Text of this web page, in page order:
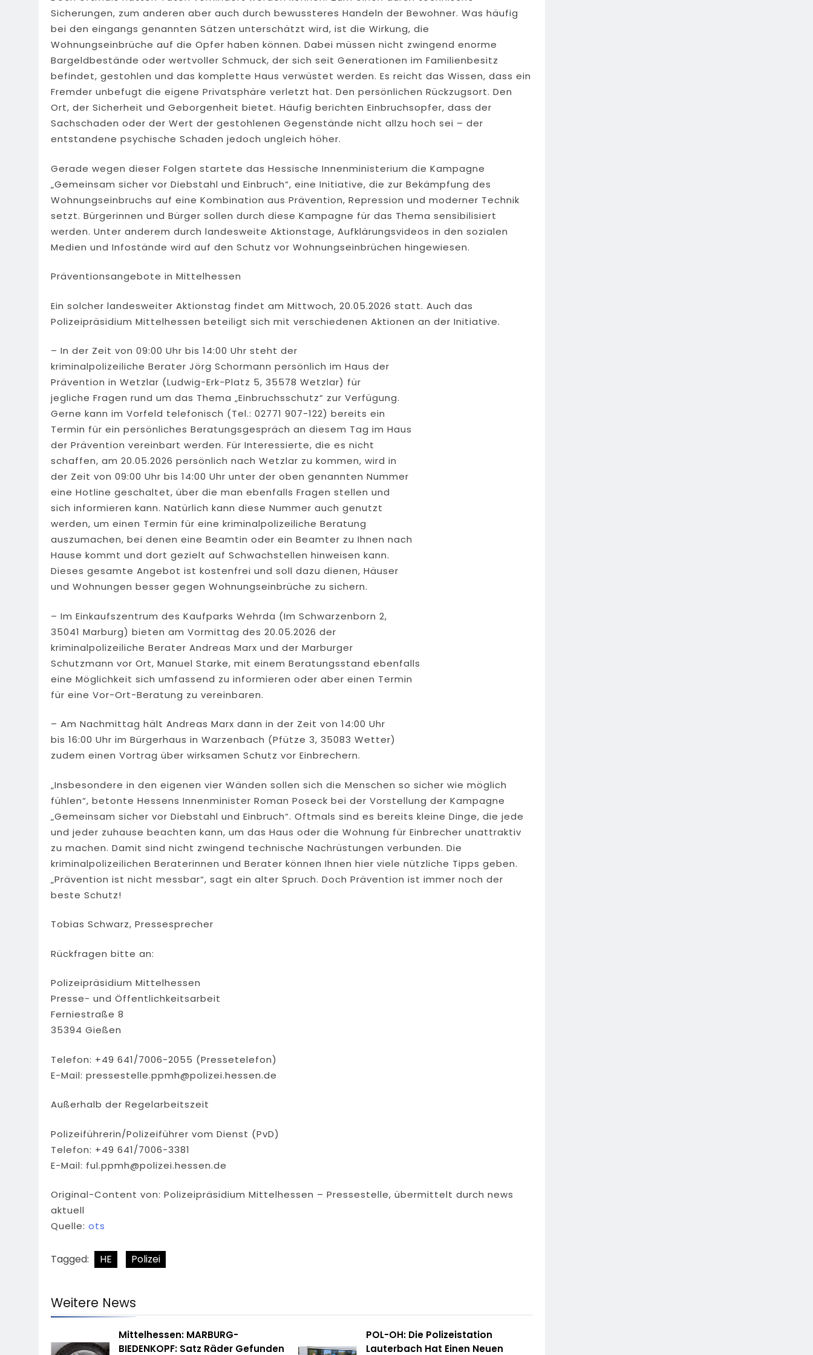
Sicherungen, zum anderen aber auch durch bewussteres Handeln der Bewohner. Was häufig
bei den eingangs genannten Sätzen unterschätzt wird, ist die Wirkung, die
Wohnungseinbrüche auf die Opfer haben können. Dabei müssen nicht zwingend enorme
Bargeldbestände oder wertvoller Schmuck, der sich seit Generationen im Familienbesitz
befindet, gestohlen und das komplette Haus verwüstet werden. Es reicht das Wissen, dass ein
Fremder unbefugt die eigene Privatsphäre verletzt hat. Den persönlichen Rückzugsort. Den
Ort, der Sicherheit und Geborgenheit bietet. Häufig berichten Einbruchsopfer, dass der
Sachschaden oder der Wert der gestohlenen Gegenstände nicht allzu hoch sei – der
entstandene psychische Schaden jedoch ungleich höher.
Gerade wegen dieser Folgen startete das Hessische Innenministerium die Kampagne
„Gemeinsam sicher vor Diebstahl und Einbruch“, eine Initiative, die zur Bekämpfung des
Wohnungseinbruchs auf eine Kombination aus Prävention, Repression und moderner Technik
setzt. Bürgerinnen und Bürger sollen durch diese Kampagne für das Thema sensibilisiert
werden. Unter anderem durch landesweite Aktionstage, Aufklärungsvideos in den sozialen
Medien und Infostände wird auf den Schutz vor Wohnungseinbrüchen hingewiesen.
Präventionsangebote in Mittelhessen
Ein solcher landesweiter Aktionstag findet am Mittwoch, 20.05.2026 statt. Auch das
Polizeipräsidium Mittelhessen beteiligt sich mit verschiedenen Aktionen an der Initiative.
– In der Zeit von 09:00 Uhr bis 14:00 Uhr steht der
kriminalpolizeiliche Berater Jörg Schormann persönlich im Haus der
Prävention in Wetzlar (Ludwig-Erk-Platz 5, 35578 Wetzlar) für
jegliche Fragen rund um das Thema „Einbruchsschutz“ zur Verfügung.
Gerne kann im Vorfeld telefonisch (Tel.: 02771 907-122) bereits ein
Termin für ein persönliches Beratungsgespräch an diesem Tag im Haus
der Prävention vereinbart werden. Für Interessierte, die es nicht
schaffen, am 20.05.2026 persönlich nach Wetzlar zu kommen, wird in
der Zeit von 09:00 Uhr bis 14:00 Uhr unter der oben genannten Nummer
eine Hotline geschaltet, über die man ebenfalls Fragen stellen und
sich informieren kann. Natürlich kann diese Nummer auch genutzt
werden, um einen Termin für eine kriminalpolizeiliche Beratung
auszumachen, bei denen eine Beamtin oder ein Beamter zu Ihnen nach
Hause kommt und dort gezielt auf Schwachstellen hinweisen kann.
Dieses gesamte Angebot ist kostenfrei und soll dazu dienen, Häuser
und Wohnungen besser gegen Wohnungseinbrüche zu sichern.
– Im Einkaufszentrum des Kaufparks Wehrda (Im Schwarzenborn 2,
35041 Marburg) bieten am Vormittag des 20.05.2026 der
kriminalpolizeiliche Berater Andreas Marx und der Marburger
Schutzmann vor Ort, Manuel Starke, mit einem Beratungsstand ebenfalls
eine Möglichkeit sich umfassend zu informieren oder aber einen Termin
für eine Vor-Ort-Beratung zu vereinbaren.
– Am Nachmittag hält Andreas Marx dann in der Zeit von 14:00 Uhr
bis 16:00 Uhr im Bürgerhaus in Warzenbach (Pfütze 3, 35083 Wetter)
zudem einen Vortrag über wirksamen Schutz vor Einbrechern.
„Insbesondere in den eigenen vier Wänden sollen sich die Menschen so sicher wie möglich
fühlen“, betonte Hessens Innenminister Roman Poseck bei der Vorstellung der Kampagne
„Gemeinsam sicher vor Diebstahl und Einbruch“. Oftmals sind es bereits kleine Dinge, die jede
und jeder zuhause beachten kann, um das Haus oder die Wohnung für Einbrecher unattraktiv
zu machen. Damit sind nicht zwingend technische Nachrüstungen verbunden. Die
kriminalpolizeilichen Beraterinnen und Berater können Ihnen hier viele nützliche Tipps geben.
„Prävention ist nicht messbar“, sagt ein alter Spruch. Doch Prävention ist immer noch der
beste Schutz!
Tobias Schwarz, Pressesprecher
Rückfragen bitte an:
Polizeipräsidium Mittelhessen
Presse- und Öffentlichkeitsarbeit
Ferniestraße 8
35394 Gießen
Telefon: +49 641/7006-2055 (Pressetelefon)
E-Mail: pressestelle.ppmh@polizei.hessen.de
Außerhalb der Regelarbeitszeit
Polizeiführerin/Polizeiführer vom Dienst (PvD)
Telefon: +49 641/7006-3381
E-Mail: ful.ppmh@polizei.hessen.de
Original-Content von: Polizeipräsidium Mittelhessen – Pressestelle, übermittelt durch news
aktuell
Quelle: ots
Tagged: HE Polizei
Weitere News
Mittelhessen: MARBURG-
BIEDENKOPF: Satz Räder Gefunden
POL-OH: Die Polizeistation
Lauterbach Hat Einen Neuen